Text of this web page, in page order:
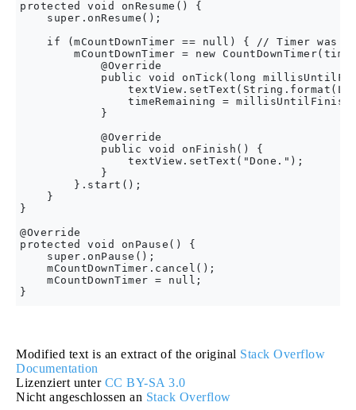
protected void onResume() {
    super.onResume();
if (mCountDownTimer == null) { // Timer was
mCountDownTimer = new
            @Override
public void onTick(long
timeRemaining =
            }
            @Override
            public void onFinish() {
                textView.setText("Done.");
            }
        }.start();
    }
}
@Override
protected void onPause() {
    super.onPause();
    mCountDownTimer.cancel();
    mCountDownTimer = null;
Modified text is an extract of the original Stack Overflow
Documentation
Lizenziert unter CC BY-SA 3.0
Nicht angeschlossen an Stack Overflow